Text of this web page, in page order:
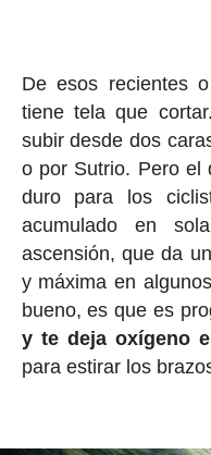
De esos recientes
tiene tela que
subir desde dos
o por Sutrio. Pero el
duro para los
acumulado en
ascensión, que da
y máxima en
bueno, es que es
y te deja oxígeno
para estirar los